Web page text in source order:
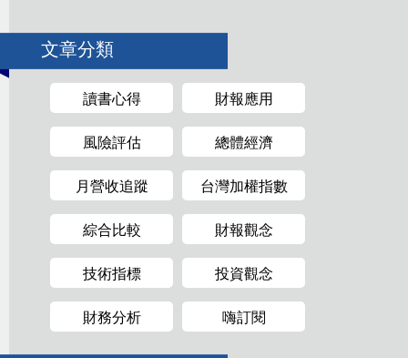
文章分類
讀書心得 財報應用
風險評估 總體經濟
月營收追蹤 台灣加權指數
綜合比較 財報觀念
技術指標 投資觀念
財務分析 嗨訂閱